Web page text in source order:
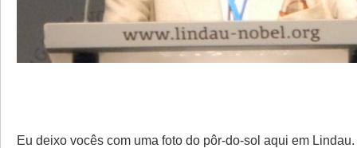
Eu deixo vocês com uma foto do pôr-do-sol aqui em Lindau.